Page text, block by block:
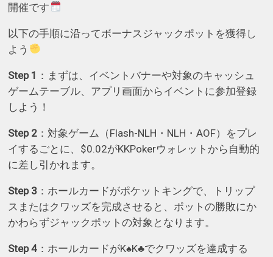
開催です
以下の手順に沿ってボーナスジャックポットを獲得し
よう
Step 1 ：まずは、イベントバナーや対象のキャッシュ
ゲームテーブル、アプリ画面からイベントに参加登録
しよう！
Step 2 ：対象ゲーム（Flash-NLH・NLH・AOF）をプレ
イするごとに、$0.02がKKPokerウォレットから自動的
に差し引かれます。
Step 3 ：ホールカードがポケットキングで、トリップ
スまたはクワッズを完成させると、ポットの勝敗にか
かわらずジャックポットの対象となります。
Step 4 ：ホールカードがK♠K♣でクワッズを達成する